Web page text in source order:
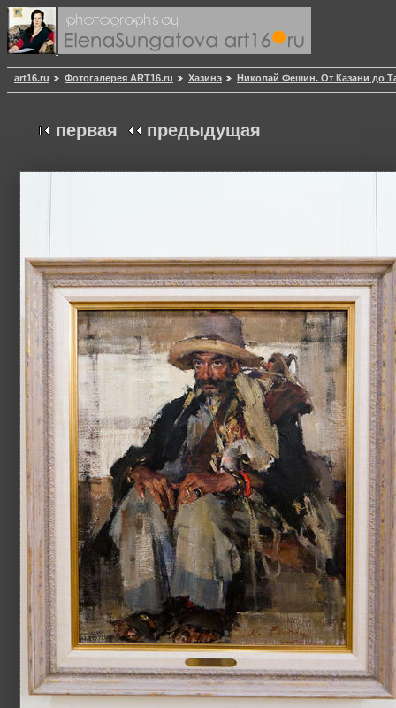
art16.ru Фотогалерея ART16.ru Хазинэ Николай Фешин. От Казани до
первая предыдущая